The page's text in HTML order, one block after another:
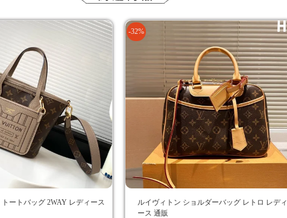
ートバッグ 2WAY レディース
-32%
ルイヴィトン ショルダーバッグ レトロ レディ
ース 通販